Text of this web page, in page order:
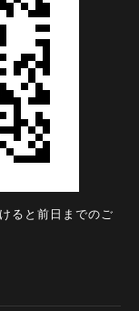
ると前日までのご